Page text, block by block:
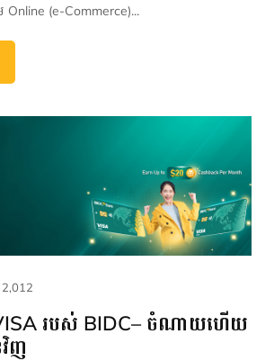
ម Online (e-Commerce)...
2,012
របស់ BIDC– ចំណាយហើយ
វិញ